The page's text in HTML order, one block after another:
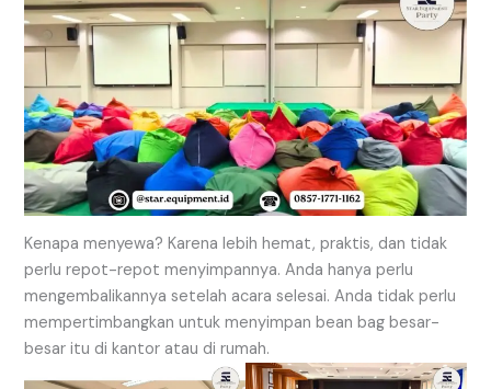
Kenapa menyewa? Karena lebih hemat, praktis, dan tidak
perlu repot-repot menyimpannya. Anda hanya perlu
mengembalikannya setelah acara selesai. Anda tidak perlu
mempertimbangkan untuk menyimpan bean bag besar-
besar itu di kantor atau di rumah.